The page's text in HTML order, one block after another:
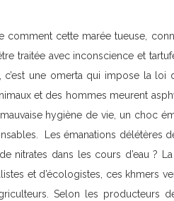
comment cette marée tueuse,
traitée avec inconscience et
c’est une omerta qui impose la
et des hommes meurent
hygiène de vie, un choc
Les émanations délétères
nitrates dans les cours d’eau ?
et d’écologistes, ces khmers
Selon les producteurs